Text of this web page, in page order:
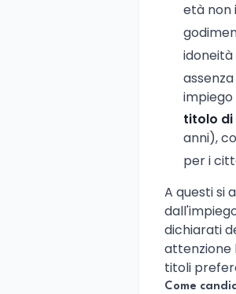
età non
idoneità
impiego
titolo di
anni),
per i
A questi si
dichiarati
attenzione
titoli
Come